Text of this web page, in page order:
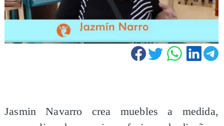
​Jasmin Navarro crea muebles a medida,